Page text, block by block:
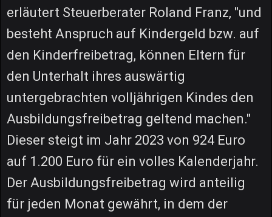
erläutert Steuerberater Roland Franz, "und
besteht Anspruch auf Kindergeld bzw. auf
den Kinderfreibetrag, können Eltern für
den Unterhalt ihres auswärtig
untergebrachten volljährigen Kindes den
Ausbildungsfreibetrag geltend machen."
Dieser steigt im Jahr 2023 von 924 Euro
auf 1.200 Euro für ein volles Kalenderjahr.
Der Ausbildungsfreibetrag wird anteilig
für jeden Monat gewährt, in dem der